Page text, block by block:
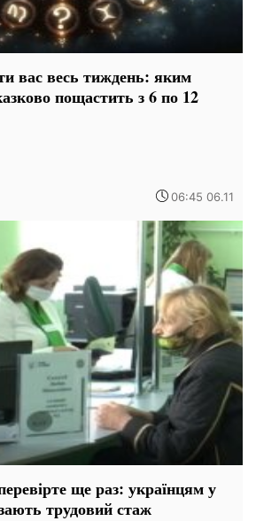
вас весь тиждень: яким
пощастить з 6 по 12
06:45 06.11
ще раз: українцям у
трудовий стаж